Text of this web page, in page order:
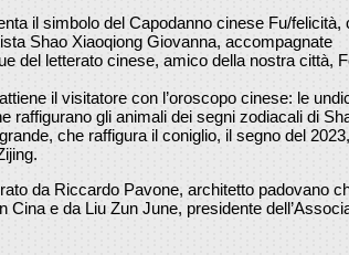
il simbolo del Capodanno cinese Fu/felicità,
Shao Xiaoqiong Giovanna, accompagnate
del letterato cinese, amico della nostra città,
il visitatore con l’oroscopo cinese: le
raffigurano gli animali dei segni zodiacali di
che raffigura il coniglio, il segno del
da Riccardo Pavone, architetto padovano
Cina e da Liu Zun June, presidente